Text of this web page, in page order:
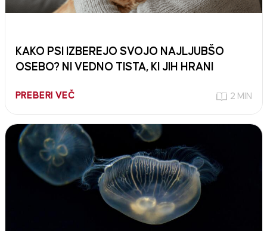
KAKO PSI IZBEREJO SVOJO NAJLJUBŠO
OSEBO? NI VEDNO TISTA, KI JIH HRANI
PREBERI VEČ 2 MIN